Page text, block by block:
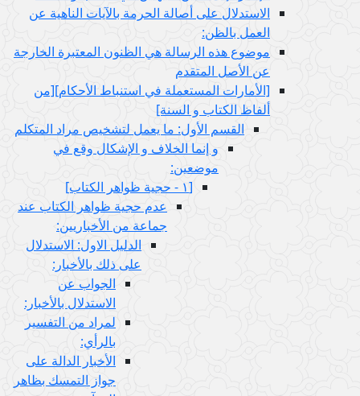
الاستدلال على أصالة الحرمة بالآيات الناهية عن
موضوع هذه الرسالة هي الظنون المعتبرة الخارجة
عن الأصل المتقدم
[الأمارات المستعملة في استنباط الأحكام‏][من
ألفاظ الكتاب و السنة]
القسم الأول: ما يعمل لتشخيص مراد المتكلم
و إنما الخلاف و الإشكال وقع في
عدم حجية ظواهر الكتاب عند
جماعة من الأخباريين:
الدليل الاول: الاستدلال
على ذلك بالأخبار:
الاستدلال بالأخبار:
لمراد من التفسير
الأخبار الدالة على
جواز التمسك بظاهر